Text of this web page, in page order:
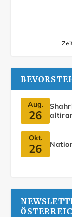
Aug.
26
Okt.
26